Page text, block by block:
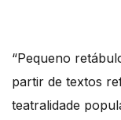
“Pequeno
partir de textos
teatralidade